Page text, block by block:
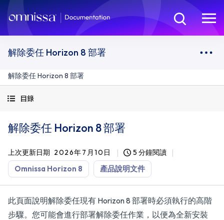
解除委任 Horizon 8 部署
解除委任 Horizon 8 部署
目錄
解除委任 Horizon 8 部署
上次更新日期 2026年7月10日 5 分鐘閱讀
Omnissa Horizon 8 產品說明文件
此頁面說明解除委任現有 Horizon 8 部署時必須執行的高階
步驟。您可能會進行部署解除委任作業，以便為全新安裝